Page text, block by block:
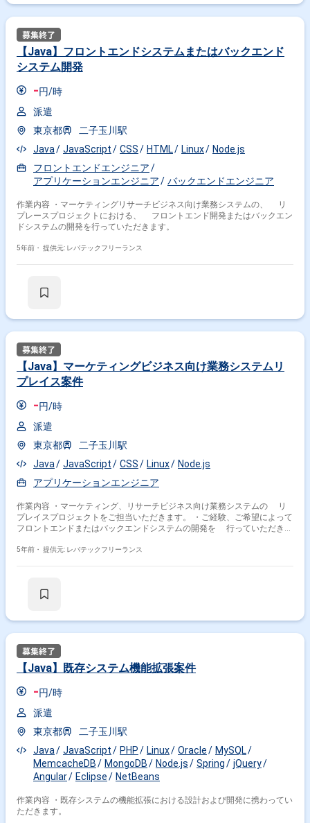
【Java】フロントエンドシステムまたはバックエンド
システム開発
-円/時
派遣
東京都
二子玉川駅
Java
JavaScript CSS HTML Linux
Node.js
フロントエンドエンジニア
アプリケーションエンジニア
バックエンドエンジニア
作業内容 ・マーケティングリサーチビジネス向け業務システムの、 リ
プレースプロジェクトにおける、 フロントエンド開発またはバックエン
ドシステムの開発を行っていただきます。
5年前・ 提供元: レバテックフリーランス
【Java】マーケティングビジネス向け業務システムリ
プレイス案件
-円/時
派遣
東京都
二子玉川駅
Java
JavaScript CSS Linux
Node.js
アプリケーションエンジニア
作業内容 ・マーケティング、リサーチビジネス向け業務システムの リ
プレイスプロジェクトをご担当いただきます。 ・ご経験、ご希望によって
フロントエンドまたはバックエンドシステムの開発を 行っていただきま
5年前・ 提供元: レバテックフリーランス
【Java】既存システム機能拡張案件
-円/時
派遣
東京都
二子玉川駅
Java
JavaScript PHP Linux Oracle
MySQL
MemcacheDB
MongoDB Node.js Spring
jQuery
Angular
Eclipse NetBeans
作業内容 ・既存システムの機能拡張における設計および開発に携わってい
ただきます。